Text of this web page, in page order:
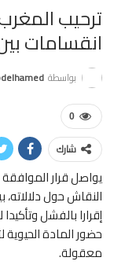
ترحيب المغرب
انقسامات
بواسطة
0
شارك
يواصل قرار الموافقة
النقاش حول دلالاته،
إقرارا بالفشل
حضور المادة
معقولة.